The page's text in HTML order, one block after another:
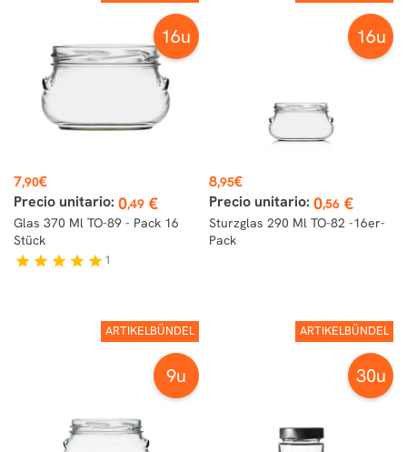
16u
Preis
7,90€
Precio unitario: 0,49 €
Glas 370 Ml TO-89 - Pack 16
Stück
star star star star star 1
16u
Preis
8,95€
Precio unitario: 0,56€
Sturzglas 290 Ml TO-82 -16er-
Pack
ARTIKELBÜNDEL
9u
ARTIKELBÜNDEL
30u